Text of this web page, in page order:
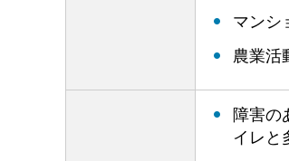
マンシ
農業活
障害の
イレと